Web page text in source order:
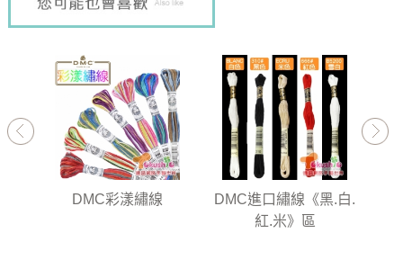
DMC彩漾繡線
DMC進口繡線《黑.白.
紅.米》區